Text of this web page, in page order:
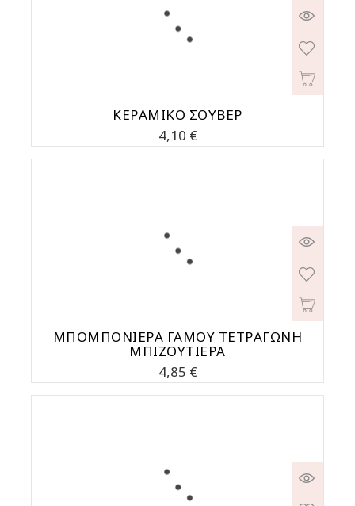
ΚΕΡΑΜΙΚΟ ΣΟΥΒΕΡ
Τιμή
4,10 €
ΜΠΟΜΠΟΝΙΕΡΑ ΓΑΜΟΥ ΤΕΤΡΑΓΩΝΗ
ΜΠΙΖΟΥΤΙΕΡΑ
Τιμή
4,85 €